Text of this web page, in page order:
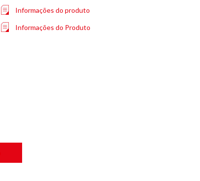
Informações do produto
Informações do Produto